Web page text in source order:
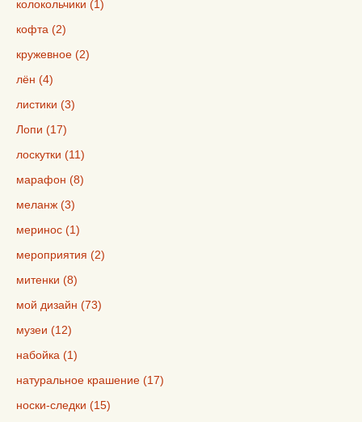
колокольчики (1)
кофта (2)
кружевное (2)
лён (4)
листики (3)
Лопи (17)
лоскутки (11)
марафон (8)
меланж (3)
меринос (1)
мероприятия (2)
митенки (8)
мой дизайн (73)
музеи (12)
набойка (1)
натуральное крашение (17)
носки-следки (15)